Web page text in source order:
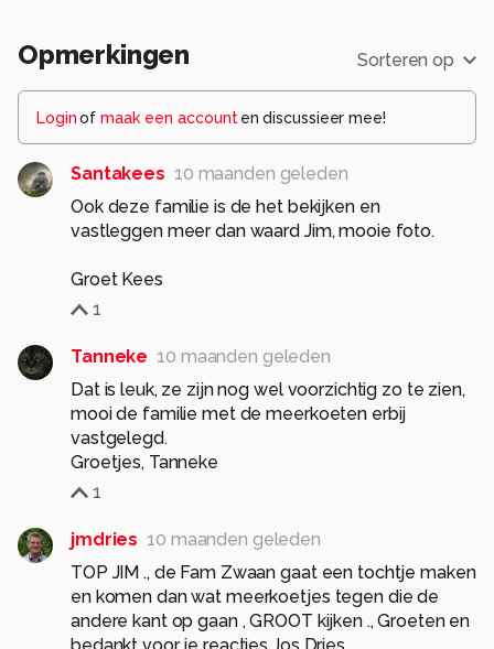
Opmerkingen Sorteren op
Loginof maak een account en discussieer mee!
Santakees 10 maanden geleden
Ook deze familie is de het bekijken en
vastleggen meer dan waard Jim, mooie foto.
Groet Kees
1
Tanneke 10 maanden geleden
Dat is leuk, ze zijn nog wel voorzichtig zo te zien,
mooi de familie met de meerkoeten erbij
vastgelegd.
Groetjes, Tanneke
1
jmdries 10 maanden geleden
TOP JIM ., de Fam Zwaan gaat een tochtje maken
en komen dan wat meerkoetjes tegen die de
andere kant op gaan , GROOT kijken ., Groeten en
bedankt voor je reacties Jos Dries